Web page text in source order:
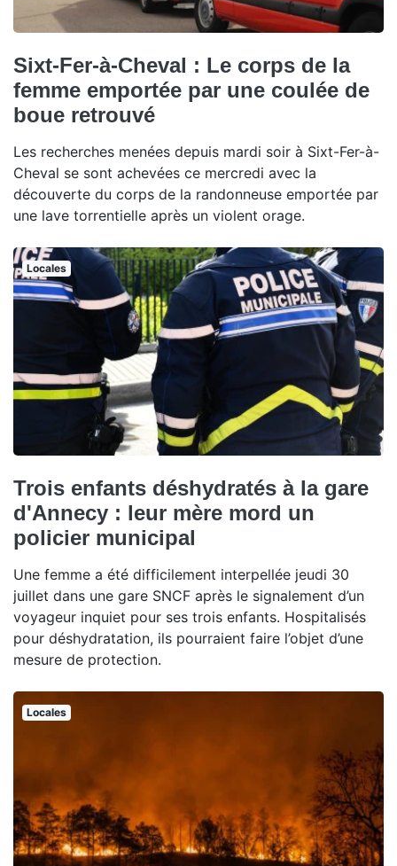
Sixt-Fer-à-Cheval : Le corps de la
femme emportée par une coulée de
boue retrouvé
Les recherches menées depuis mardi soir à Sixt-Fer-à-
Cheval se sont achevées ce mercredi avec la
découverte du corps de la randonneuse emportée par
une lave torrentielle après un violent orage.
Locales
Trois enfants déshydratés à la gare
d'Annecy : leur mère mord un
policier municipal
Une femme a été difficilement interpellée jeudi 30
juillet dans une gare SNCF après le signalement d’un
voyageur inquiet pour ses trois enfants. Hospitalisés
pour déshydratation, ils pourraient faire l’objet d’une
mesure de protection.
Locales